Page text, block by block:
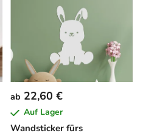
Wandsticker fürs
ab 22,60 €
Auf Lager